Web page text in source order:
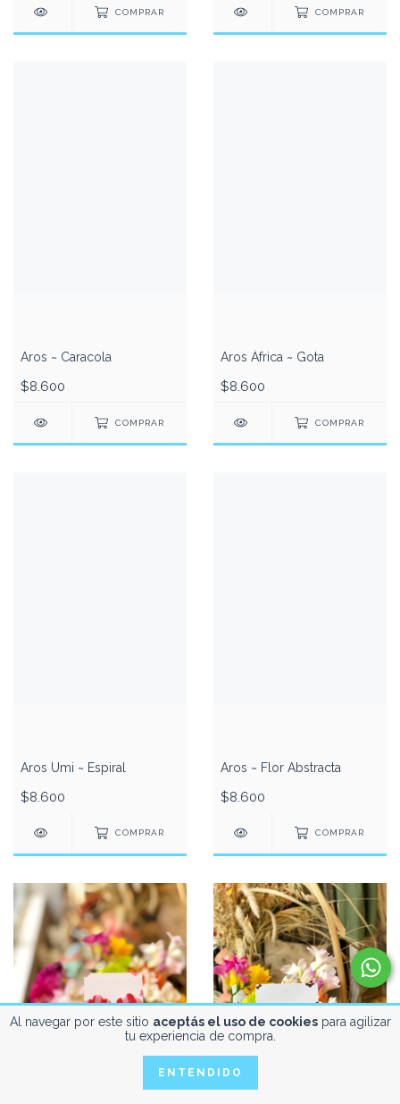
Al navegar por este sitio aceptás el uso de cookiespara agilizar
tu experiencia de compra.
ENTENDIDO
COMPRAR COMPRAR
Aros ~ Caracola
$8.600
COMPRAR
Aros África ~ Gota
$8.600
COMPRAR
Aros Umi ~ Espiral
$8.600
COMPRAR
Aros ~ Flor Abstracta
$8.600
COMPRAR